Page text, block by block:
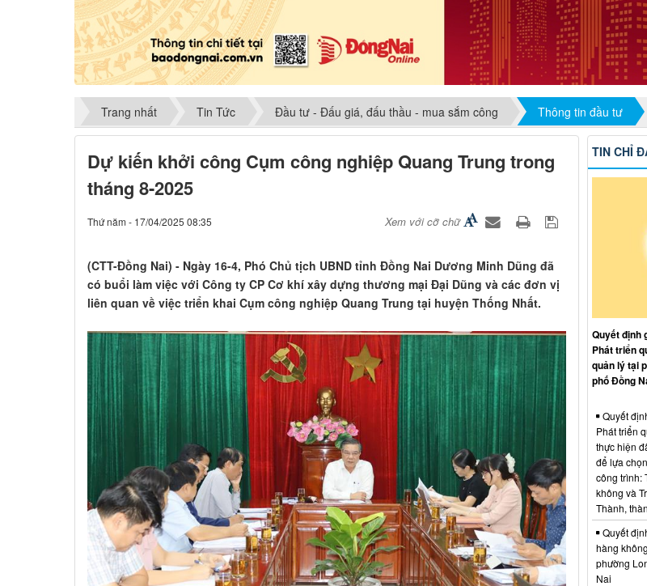
Trang nhất Tin Tức Đầu tư - Đấu giá, đấu thầu - mua sắm công Thông tin đầu tư
Dự kiến khởi công Cụm công nghiệp Quang Trung trong
tháng 8-2025
Thứ năm - 17/04/2025 08:35 Xem với cỡ chữ
(CTT-Đồng Nai) - Ngày 16-4, Phó Chủ tịch UBND tỉnh Đồng Nai Dương Minh Dũng đã
có buổi làm việc với Công ty CP Cơ khí xây dựng thương mại Đại Dũng và các đơn vị
liên quan về việc triển khai Cụm công nghiệp Quang Trung tại huyện Thống Nhất.
TIN CHỈ
Quyết định
Phát triển
quản lý tại
phố Đồng
Quyết
Phát triển
thực hiện
để lựa
công trình:
không và
Thành,
Quyết
hàng
phường
Nai